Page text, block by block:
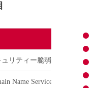
ュリティー脆弱性を持つ
Name Serviceプロトコ